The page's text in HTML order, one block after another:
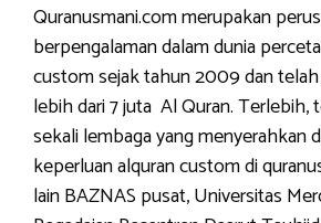
Quranusmani.com merupakan
berpengalaman dalam dunia
custom sejak tahun 2009 dan
lebih dari 7 juta Al Quran. Terlebih,
sekali lembaga yang menyerahkan
keperluan alquran custom di
lain BAZNAS pusat, Universitas